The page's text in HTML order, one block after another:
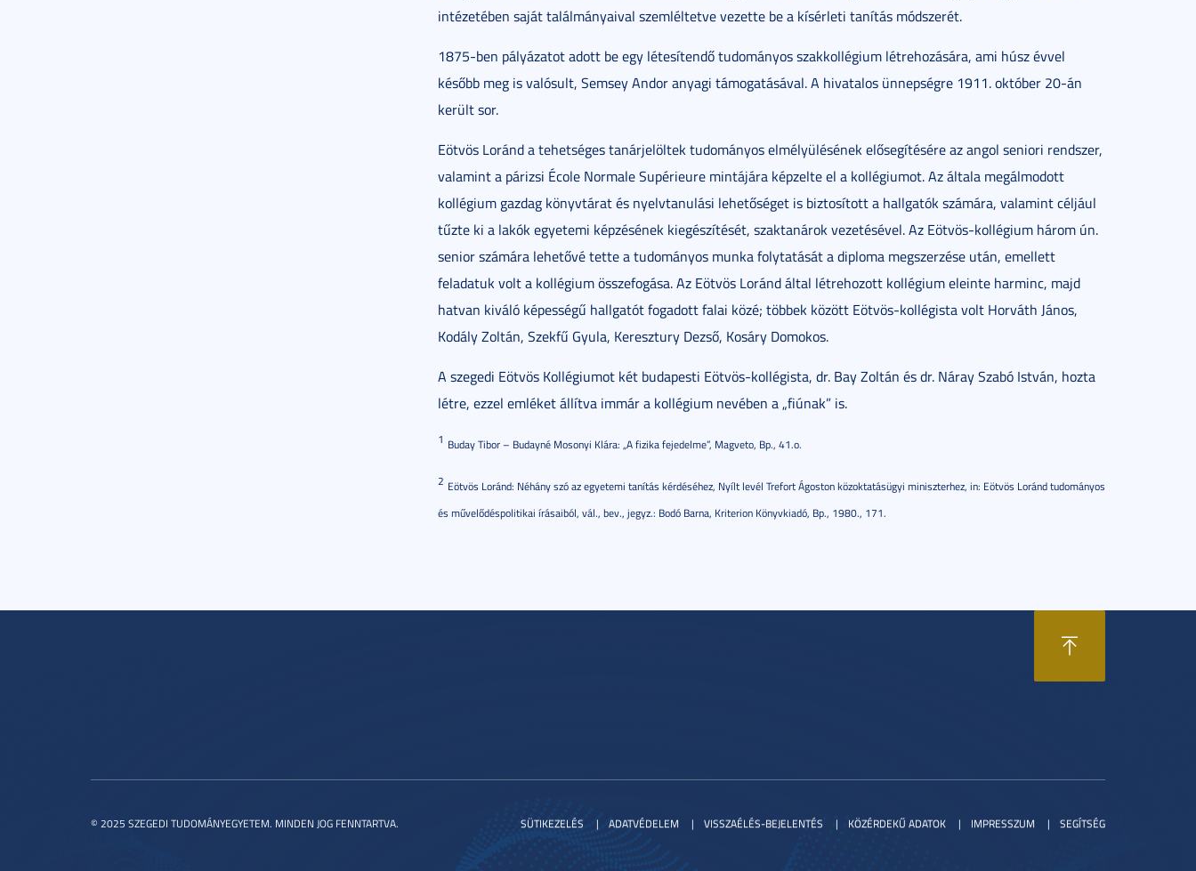
intézetében saját találmányaival szemléltetve vezette be a kísérleti tanítás módszerét.
1875-ben pályázatot adott be egy létesítendő tudományos szakkollégium létrehozására, ami húsz évvel
később meg is valósult, Semsey Andor anyagi támogatásával. A hivatalos ünnepségre 1911. október 20-án
került sor.
Eötvös Loránd a tehetséges tanárjelöltek tudományos elmélyülésének elősegítésére az angol seniori rendszer,
valamint a párizsi École Normale Supérieure mintájára képzelte el a kollégiumot. Az általa megálmodott
kollégium gazdag könyvtárat és nyelvtanulási lehetőséget is biztosított a hallgatók számára, valamint céljául
tűzte ki a lakók egyetemi képzésének kiegészítését, szaktanárok vezetésével. Az Eötvös-kollégium három ún.
senior számára lehetővé tette a tudományos munka folytatását a diploma megszerzése után, emellett
feladatuk volt a kollégium összefogása. Az Eötvös Loránd által létrehozott kollégium eleinte harminc, majd
hatvan kiváló képességű hallgatót fogadott falai közé; többek között Eötvös-kollégista volt Horváth János,
Kodály Zoltán, Szekfű Gyula, Keresztury Dezső, Kosáry Domokos.
A szegedi Eötvös Kollégiumot két budapesti Eötvös-kollégista, dr. Bay Zoltán és dr. Náray Szabó István, hozta
létre, ezzel emléket állítva immár a kollégium nevében a „fiúnak” is.
1 Buday Tibor – Budayné Mosonyi Klára: „A fizika fejedelme”, Magveto, Bp., 41.o.
2 Eötvös Loránd: Néhány szó az egyetemi tanítás kérdéséhez, Nyílt levél Trefort Ágoston közoktatásügyi miniszterhez, in: Eötvös Loránd tudományos
és művelődéspolitikai írásaiból, vál., bev., jegyz.: Bodó Barna, Kriterion Könyvkiadó, Bp., 1980., 171.
© 2025 SZEGEDI TUDOMÁNYEGYETEM. MINDEN JOG FENNTARTVA. SÜTIKEZELÉS ADATVÉDELEM VISSZAÉLÉS-BEJELENTÉS KÖZÉRDEKŰ ADATOK IMPRESSZUM SEGÍTSÉG